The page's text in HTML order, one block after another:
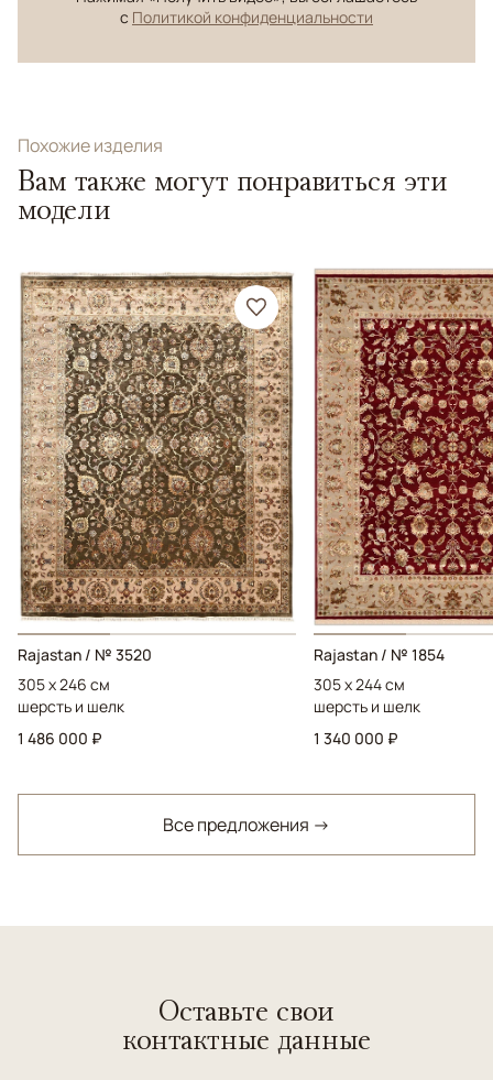
с Политикой конфиденциальности
Похожие изделия
Вам также могут понравиться эти
модели
Rajastan / № 3520
305 x 246 см
шерсть и шелк
1 486 000 ₽
Rajastan / № 1854
305 x 244 см
шерсть и шелк
1 340 000 ₽
Все предложения →
Оставьте свои
контактные данные